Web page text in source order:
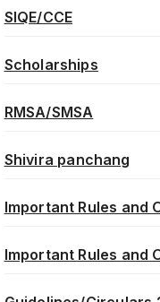
SIQE/CCE
Scholarships
RMSA/SMSA
Shivira panchang
Important Rules and
Important Rules and